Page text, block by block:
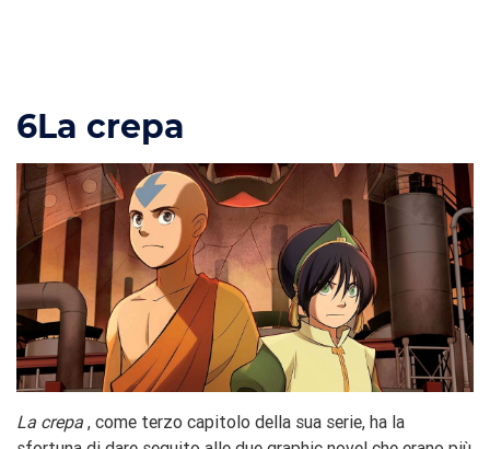
6La crepa
La crepa , come terzo capitolo della sua serie, ha la